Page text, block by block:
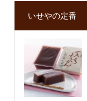
いせやの定番